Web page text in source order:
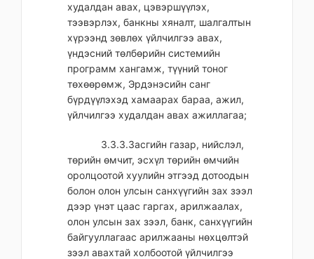
худалдан авах, цэвэршүүлэх,
тээвэрлэх, банкны хяналт, шалгалтын
хүрээнд зөвлөх үйлчилгээ авах,
үндэсний төлбөрийн системийн
программ хангамж, түүний тоног
төхөөрөмж, Эрдэнэсийн санг
бүрдүүлэхэд хамаарах бараа, ажил,
үйлчилгээ худалдан авах ажиллагаа;
3.3.3.Засгийн газар, нийслэл,
төрийн өмчит, эсхүл төрийн өмчийн
оролцоотой хуулийн этгээд дотоодын
болон олон улсын санхүүгийн зах зээл
дээр үнэт цаас гаргах, арилжаалах,
олон улсын зах зээл, банк, санхүүгийн
байгууллагаас арилжааны нөхцөлтэй
зээл авахтай холбоотой үйлчилгээ